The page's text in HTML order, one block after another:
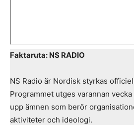
Faktaruta: NS RADIO
NS Radio är Nordisk styrkas
Programmet utges varannan
upp ämnen som berör
aktiviteter och ideologi.